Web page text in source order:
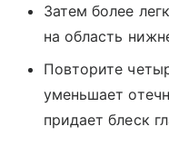
Затем более
на область
Повторите
уменьшает
придает блеск